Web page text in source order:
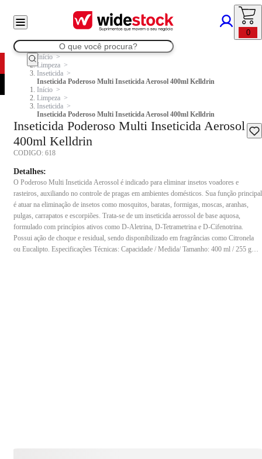
0
Início
Limpeza
Inseticida
Inseticida Poderoso Multi Inseticida Aerosol 400ml Kelldrin
Início
Limpeza
Inseticida
Inseticida Poderoso Multi Inseticida Aerosol 400ml Kelldrin
Inseticida Poderoso Multi Inseticida Aerosol
400ml Kelldrin
CODIGO: 618
Detalhes:
O Poderoso Multi Inseticida Aerossol é indicado para eliminar insetos voadores e
rasteiros, auxiliando no controle de pragas em ambientes domésticos. Sua função principal
é atuar na eliminação de insetos como mosquitos, baratas, formigas, moscas, aranhas,
pulgas, carrapatos e escorpiões. Trata-se de um inseticida aerossol de base aquosa,
formulado com princípios ativos como D-Aletrina, D-Tetrametrina e D-Cifenotrina.
Possui ação de choque e residual, sendo disponibilizado em fragrâncias como Citronela
ou Eucalipto. Especificações Técnicas: Capacidade / Medida/ Tamanho: 400 ml / 255 g